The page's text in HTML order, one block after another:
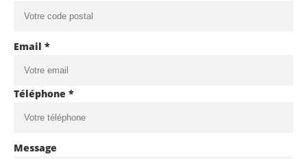
Email *
Téléphone *
Message